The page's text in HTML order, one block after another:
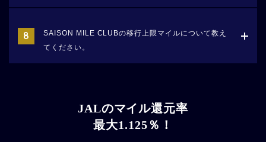
SAISON MILE CLUBの移行上限マイルについて教え
てください。
JALのマイル還元率
最大1.125％！